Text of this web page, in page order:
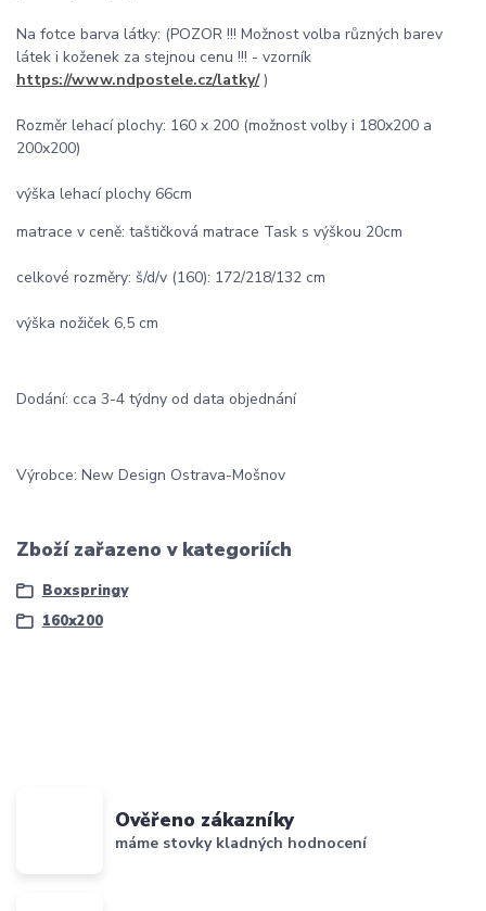
Na fotce barva látky: (POZOR !!! Možnost volba různých barev
látek i koženek za stejnou cenu !!! - vzorník
https://www.ndpostele.cz/latky/)
Rozměr lehací plochy: 160 x 200 (možnost volby i 180x200 a
200x200)
výška lehací plochy 66cm
matrace v ceně: taštičková matrace Task s výškou 20cm
celkové rozměry: š/d/v (160): 172/218/132 cm
výška nožiček 6,5 cm
Dodání: cca 3-4 týdny od data objednání
Výrobce: New Design Ostrava-Mošnov
Zboží zařazeno v kategoriích
Boxspringy
160x200
Ověřeno zákazníky
máme stovky kladných hodnocení